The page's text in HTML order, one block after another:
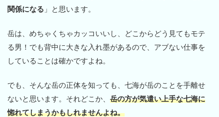
関係になる 」と思います。
岳は、めちゃくちゃカッコいいし、どこからどう見てもモテ
る男！でも背中に大きな入れ墨があるので、アブない仕事を
していることは確かですよね。
でも、そんな岳の正体を知っても、七海が岳のことを手離せ
ないと思います。それどこか、 岳の方が気遣い上手な七海に
惚れてしまうかもしれませんよね。